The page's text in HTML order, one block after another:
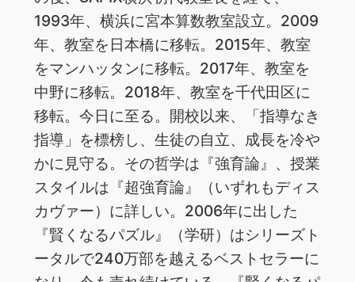
1993年、横浜に宮本算数教室設立。2009
年、教室を日本橋に移転。2015年、教室
をマンハッタンに移転。2017年、教室を
中野に移転。2018年、教室を千代田区に
移転。今日に至る。開校以来、「指導なき
指導」を標榜し、生徒の自立、成長を冷や
かに見守る。その哲学は『強育論』、授業
スタイルは『超強育論』（いずれもディス
カヴァー）に詳しい。2006年に出した
『賢くなるパズル』（学研）はシリーズト
ータルで240万部を越えるベストセラーに